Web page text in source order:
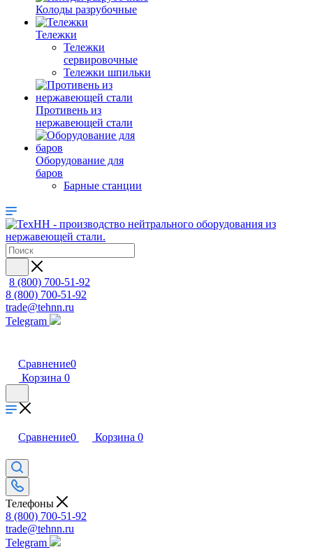
Колоды разрубочные
Тележки
Тележки
сервировочные
Тележки шпильки
Противень из
нержавеющей стали
Оборудование для
баров
Барные станции
8 (800) 700-51-92
8 (800) 700-51-92
trade@tehnn.ru
Telegram
Сравнение0
Корзина 0
Сравнение0 Корзина 0
Телефоны
8 (800) 700-51-92
trade@tehnn.ru
Telegram